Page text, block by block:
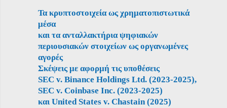
Τα κρυπτοστοιχεία ως χρηματοπιστωτικά
μέσα
και τα ανταλλακτήρια ψηφιακών
περιουσιακών στοιχείων ως οργανωμένες
αγορές
Σκέψεις με αφορμή τις υποθέσεις
SEC v. Binance Holdings Ltd. (2023-2025),
SEC v. Coinbase Inc. (2023-2025)
και United States v. Chastain (2025)